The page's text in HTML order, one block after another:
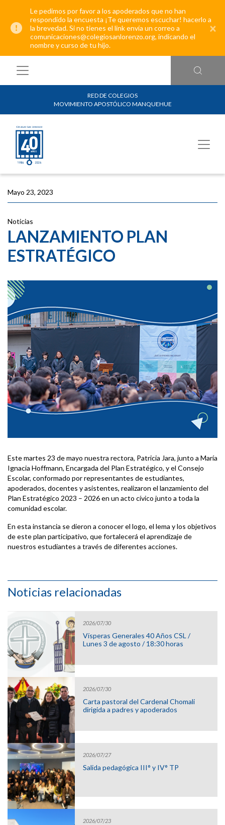
Le pedimos por favor a los apoderados que no han
respondido la encuesta ¡Te queremos escuchar! hacerlo a
la brevedad. Si no tienes el link envía un correo a
comunicaciones@colegiosanlorenzo.org, indicando el
nombre y curso de tu hijo.
×
RED DE COLEGIOS
MOVIMIENTO APOSTÓLICO MANQUEHUE
Mayo 23, 2023
Noticias
LANZAMIENTO PLAN
ESTRATÉGICO
Este martes 23 de mayo nuestra rectora, Patricia Jara, junto a María
Ignacia Hoffmann, Encargada del Plan Estratégico, y el Consejo
Escolar, conformado por representantes de estudiantes,
apoderados, docentes y asistentes, realizaron el lanzamiento del
Plan Estratégico 2023 – 2026 en un acto cívico junto a toda la
comunidad escolar.
En esta instancia se dieron a conocer el logo, el lema y los objetivos
de este plan participativo, que fortalecerá el aprendizaje de
nuestros estudiantes a través de diferentes acciones.
Noticias relacionadas
2026/07/30
Vísperas Generales 40 Años CSL /
Lunes 3 de agosto / 18:30 horas
2026/07/30
Carta pastoral del Cardenal Chomali
dirigida a padres y apoderados
2026/07/27
Salida pedagógica III° y IV° TP
2026/07/23